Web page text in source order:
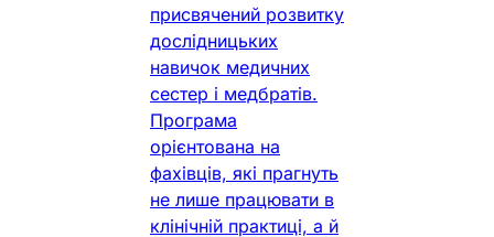
присвячений розвитку
дослідницьких
навичок медичних
сестер і медбратів.
Програма
орієнтована на
фахівців, які прагнуть
не лише працювати в
клінічній практиці, а й